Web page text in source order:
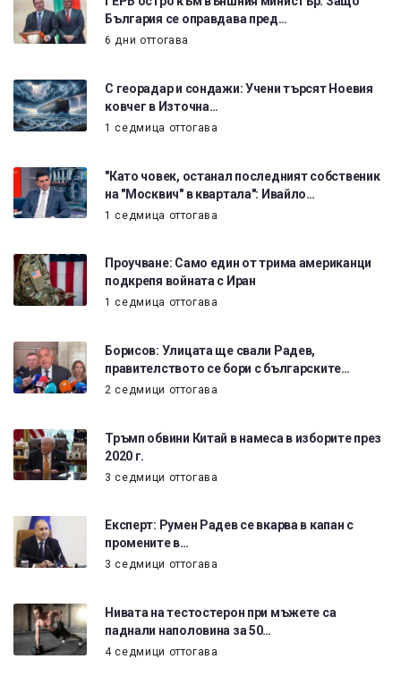
България се оправдава пред…
6 дни оттогава
С георадар и сондажи: Учени търсят Ноевия
ковчег в Източна…
1 седмица оттогава
"Като човек, останал последният собственик
на "Москвич" в квартала": Ивайло…
1 седмица оттогава
Проучване: Само един от трима американци
подкрепя войната с Иран
1 седмица оттогава
Борисов: Улицата ще свали Радев,
правителството се бори с българските…
2 седмици оттогава
Тръмп обвини Китай в намеса в изборите през
2020 г.
3 седмици оттогава
Експерт: Румен Радев се вкарва в капан с
промените в…
3 седмици оттогава
Нивата на тестостерон при мъжете са
паднали наполовина за 50…
4 седмици оттогава